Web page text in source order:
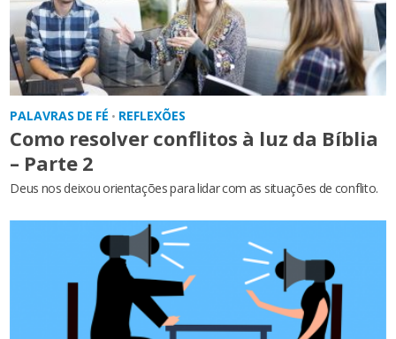
PALAVRAS DE FÉ • REFLEXÕES
Como resolver conflitos à luz da Bíblia
– Parte 2
Deus nos deixou orientações para lidar com as situações de conflito.